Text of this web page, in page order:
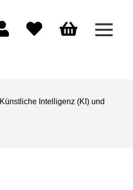
Menü
Künstliche Intelligenz (KI) und